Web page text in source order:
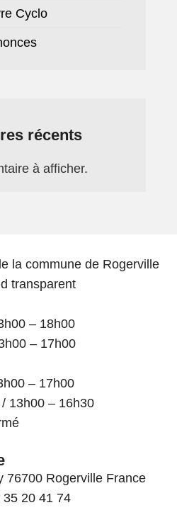
Cyclo
récents
à afficher.
– 18h00
– 17h00
– 17h00
13h00 – 16h30
76700 Rogerville France
35 20 41 74